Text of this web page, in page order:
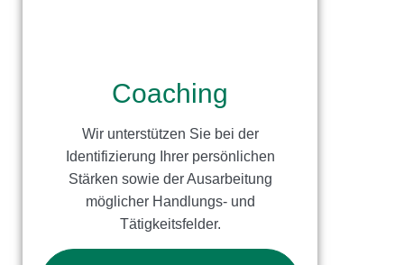
Coaching
Wir unterstützen Sie bei der
Identifizierung Ihrer persönlichen
Stärken sowie der Ausarbeitung
möglicher Handlungs- und
Tätigkeitsfelder.